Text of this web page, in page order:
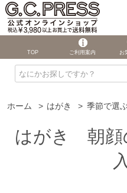
ホーム > はがき > 季節で選
はがき 朝
TOP ご利用案内 お